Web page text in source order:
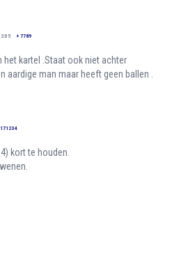
+ 7789
het kartel .Staat ook niet achter
aardige man maar heeft geen ballen .
171234
kort te houden.